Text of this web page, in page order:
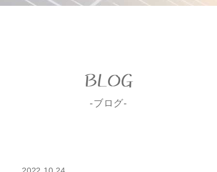
BLOG
-ブログ-